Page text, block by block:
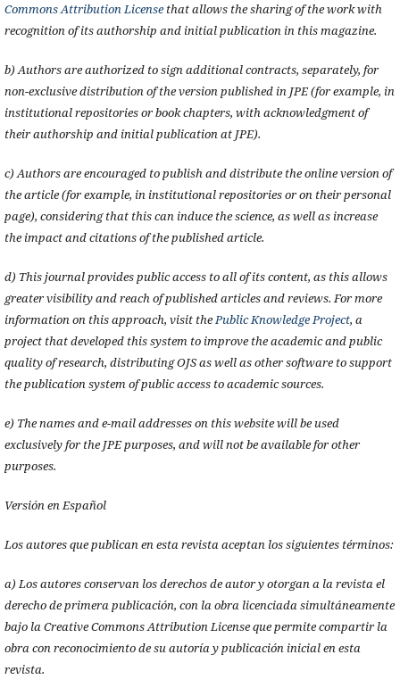
Commons Attribution Licensethat allows the sharing of the work with
recognition of its authorship and initial publication in this magazine.
b) Authors are authorized to sign additional contracts, separately, for
non-exclusive distribution of the version published in JPE (for example, in
institutional repositories or book chapters, with acknowledgment of
their authorship and initial publication at JPE).
c) Authors are encouraged to publish and distribute the online version of
the article (for example, in institutional repositories or on their personal
page), considering that this can induce the science, as well as increase
the impact and citations of the published article.
d) This journal provides public access to all of its content, as this allows
greater visibility and reach of published articles and reviews. For more
information on this approach, visit thePublic Knowledge Project, a
project that developed this system to improve the academic and public
quality of research, distributing OJS as well as other software to support
the publication system of public access to academic sources.
e) The names and e-mail addresses on this website will be used
exclusively for the JPE purposes, and will not be available for other
purposes.
Versión en Español
Los autores que publican en esta revista aceptan los siguientes términos:
a) Los autores conservan los derechos de autor y otorgan a la revista el
derecho de primera publicación, con la obra licenciada simultáneamente
bajo la Creative Commons Attribution License que permite compartir la
obra con reconocimiento de su autoría y publicación inicial en esta
revista.